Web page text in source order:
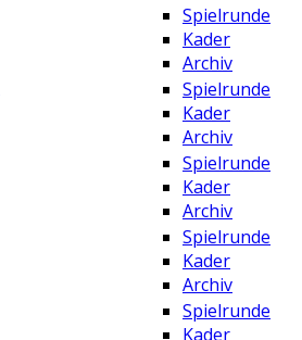
Spielrunde
Kader
Archiv
Spielrunde
Kader
Archiv
Spielrunde
Kader
Archiv
Spielrunde
Kader
Archiv
Spielrunde
Kader